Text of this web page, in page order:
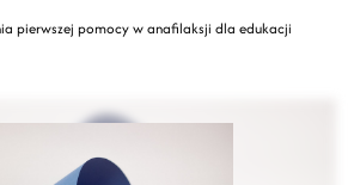
pierwszej pomocy w anafilaksji dla edukacji